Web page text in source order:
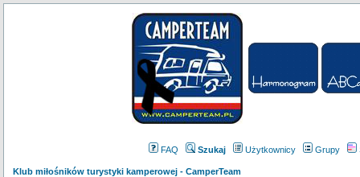
FAQ Szukaj Użytkownicy Grupy
Klub miłośników turystyki kamperowej - CamperTeam